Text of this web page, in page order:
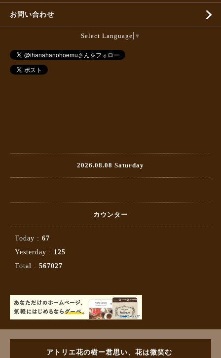
お問い合わせ
Select Language ▼
2026.08.08 Saturday
カウンター
Today : 67
Yesterday : 125
Total : 567027
アトリエ花の樹ー君思い、花は微笑む